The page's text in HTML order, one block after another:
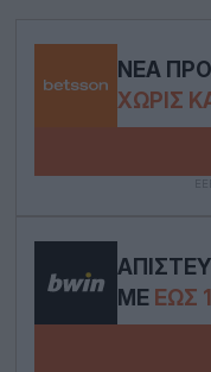
ΝΈΑ
ΧΩΡΊΣ
ΜΕ ΕΩΣ